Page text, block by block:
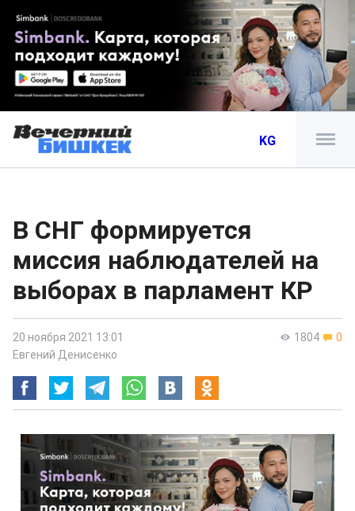
KG
В СНГ формируется
миссия наблюдателей на
выборах в парламент КР
1804 0
20 ноября 2021 13:01
Евгений Денисенко